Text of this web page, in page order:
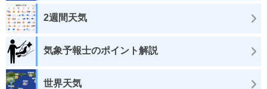
2週間天気
気象予報士のポイント解説
世界天気